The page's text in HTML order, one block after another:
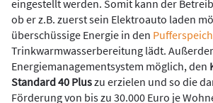
eingestellt werden. Somit kann der
ob er z.B. zuerst sein Elektroauto laden
überschüssige Energie in den
Trinkwarmwasserbereitung lädt.
Energiemanagementsystem möglich, den
Standard 40 Pluszu erzielen und so die
Förderung von bis zu 30.000 Euro je